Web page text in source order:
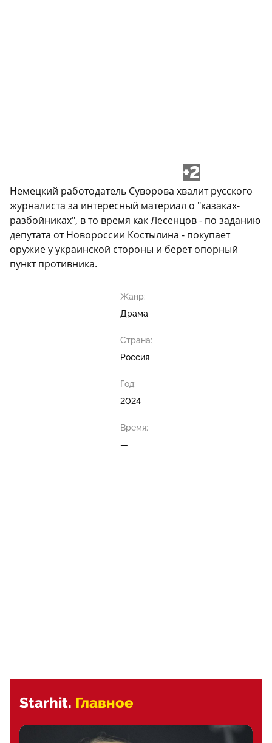
+2
Немецкий работодатель Суворова хвалит русского
журналиста за интересный материал о "казаках-
разбойниках", в то время как Лесенцов - по заданию
депутата от Новороссии Костылина - покупает
оружие у украинской стороны и берет опорный
пункт противника.
Жанр:
Драма
Страна:
Россия
Год:
2024
Время:
—
Starhit. Главное